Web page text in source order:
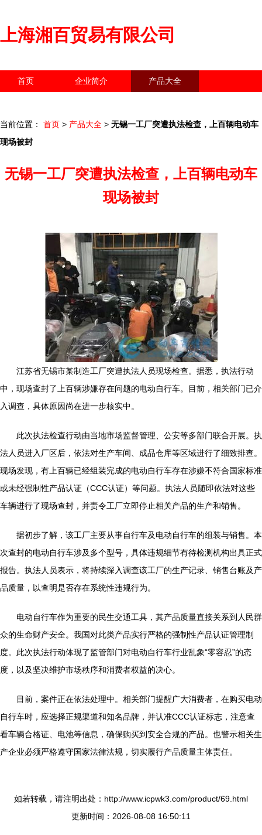
上海湘百贸易有限公司
首页 企业简介 产品大全
当前位置： 首页 > 产品大全 > 无锡一工厂突遭执法检查，上百辆电动车
现场被封
无锡一工厂突遭执法检查，上百辆电动车
现场被封
江苏省无锡市某制造工厂突遭执法人员现场检查。据悉，执法行动
中，现场查封了上百辆涉嫌存在问题的电动自行车。目前，相关部门已介
入调查，具体原因尚在进一步核实中。
此次执法检查行动由当地市场监督管理、公安等多部门联合开展。执
法人员进入厂区后，依法对生产车间、成品仓库等区域进行了细致排查。
现场发现，有上百辆已经组装完成的电动自行车存在涉嫌不符合国家标准
或未经强制性产品认证（CCC认证）等问题。执法人员随即依法对这些
车辆进行了现场查封，并责令工厂立即停止相关产品的生产和销售。
据初步了解，该工厂主要从事自行车及电动自行车的组装与销售。本
次查封的电动自行车涉及多个型号，具体违规细节有待检测机构出具正式
报告。执法人员表示，将持续深入调查该工厂的生产记录、销售台账及产
品质量，以查明是否存在系统性违规行为。
电动自行车作为重要的民生交通工具，其产品质量直接关系到人民群
众的生命财产安全。我国对此类产品实行严格的强制性产品认证管理制
度。此次执法行动体现了监管部门对电动自行车行业乱象“零容忍”的态
度，以及坚决维护市场秩序和消费者权益的决心。
目前，案件正在依法处理中。相关部门提醒广大消费者，在购买电动
自行车时，应选择正规渠道和知名品牌，并认准CCC认证标志，注意查
看车辆合格证、电池等信息，确保购买到安全合规的产品。也警示相关生
产企业必须严格遵守国家法律法规，切实履行产品质量主体责任。
如若转载，请注明出处：http://www.icpwk3.com/product/69.html
更新时间：2026-08-08 16:50:11